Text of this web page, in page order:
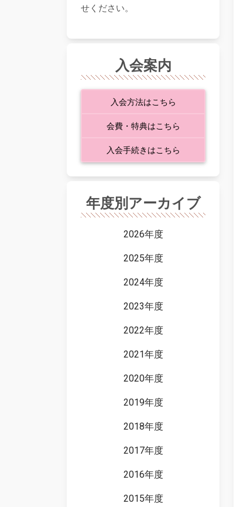
せください。
入会案内
入会方法はこちら
会費・特典はこちら
入会手続きはこちら
年度別アーカイブ
2026年度
2025年度
2024年度
2023年度
2022年度
2021年度
2020年度
2019年度
2018年度
2017年度
2016年度
2015年度